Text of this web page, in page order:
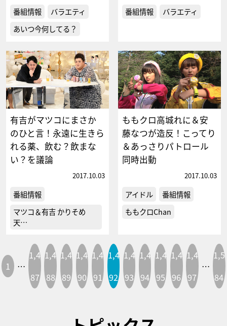
番組情報
バラエティ
あいつ今何してる？
番組情報 バラエティ
有吉がマツコにまさか
のひと言！永遠に生きら
れる薬、飲む？飲まな
い？を議論
2017.10.03
番組情報
マツコ＆有吉 かりそめ
天…
ももクロ高城れに＆安
藤なつが造反！こってり
＆あっさりパトロール
同時出動
2017.10.03
アイドル
番組情報
ももクロChan
1 …
1,4
87
1,4
88
1,4
89
1,4
90
1,4
91
1,4
92
1,4
93
1,4
94
1,4
95
1,4
96
1,4
97
…
1,5
84